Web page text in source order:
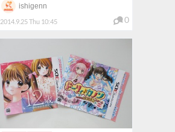
2014.9.25 Thu 10:45
ishigenn
0